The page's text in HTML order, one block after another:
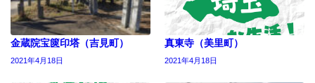
金蔵院宝篋印塔（吉見町）
2021年4月18日
真東寺（美里町）
2021年4月18日